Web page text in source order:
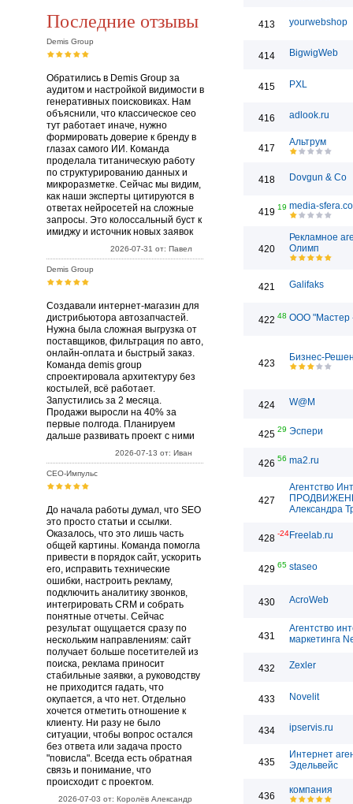
Последние отзывы
Demis Group
Обратились в Demis Group за
аудитом и настройкой видимости в
генеративных поисковиках. Нам
объяснили, что классическое сео
тут работает иначе, нужно
формировать доверие к бренду в
глазах самого ИИ. Команда
проделала титаническую работу
по структурированию данных и
микроразметке. Сейчас мы видим,
как наши эксперты цитируются в
ответах нейросетей на сложные
запросы. Это колоссальный буст к
имиджу и источник новых заявок
2026-07-31 от: Павел
Demis Group
Создавали интернет-магазин для
дистрибьютора автозапчастей.
Нужна была сложная выгрузка от
поставщиков, фильтрация по авто,
онлайн-оплата и быстрый заказ.
Команда demis group
спроектировала архитектуру без
костылей, всё работает.
Запустились за 2 месяца.
Продажи выросли на 40% за
первые полгода. Планируем
дальше развивать проект с ними
2026-07-13 от: Иван
СЕО-Импульс
До начала работы думал, что SEO
это просто статьи и ссылки.
Оказалось, что это лишь часть
общей картины. Команда помогла
привести в порядок сайт, ускорить
его, исправить технические
ошибки, настроить рекламу,
подключить аналитику звонков,
интегрировать CRM и собрать
понятные отчеты. Сейчас
результат ощущается сразу по
нескольким направлениям: сайт
получает больше посетителей из
поиска, реклама приносит
стабильные заявки, а руководству
не приходится гадать, что
окупается, а что нет. Отдельно
хочется отметить отношение к
клиенту. Ни разу не было
ситуации, чтобы вопрос остался
без ответа или задача просто
"повисла". Всегда есть обратная
связь и понимание, что
происходит с проектом.
2026-07-03 от: Королёв Александр
413 yourwebshop
414 BigwigWeb
415 PXL
416 adlook.ru
417
Альтрум
418 Dovgun & Co
419 19 media-
420
Рекламное
Олимп
421 Galifaks
422 48 ООО "Мастер
423
Бизнес-
424 W@M
425 29 Эспери
426 56 ma2.ru
427
Агентство
Александра
428 -24Freelab.ru
429 65 staseo
430 AcroWeb
431
Агентство
маркетинга
432 Zexler
433 Novelit
434 ipservis.ru
435
Интернет
Эдельвейс
436
компания